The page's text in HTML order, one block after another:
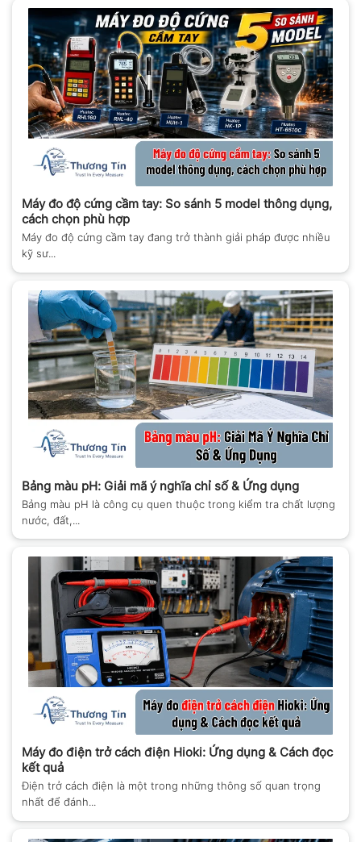
Máy đo độ cứng cầm tay: So sánh 5 model thông dụng,
cách chọn phù hợp
Máy đo độ cứng cầm tay đang trở thành giải pháp được nhiều
kỹ sư...
Bảng màu pH: Giải mã ý nghĩa chỉ số & Ứng dụng
Bảng màu pH là công cụ quen thuộc trong kiểm tra chất lượng
nước, đất,...
Máy đo điện trở cách điện Hioki: Ứng dụng & Cách đọc
kết quả
Điện trở cách điện là một trong những thông số quan trọng
nhất để đánh...